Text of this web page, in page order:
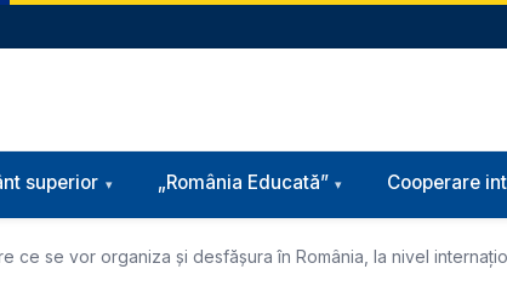
superior „România Educată” Cooperare
ce se vor organiza și desfășura în România, la nivel